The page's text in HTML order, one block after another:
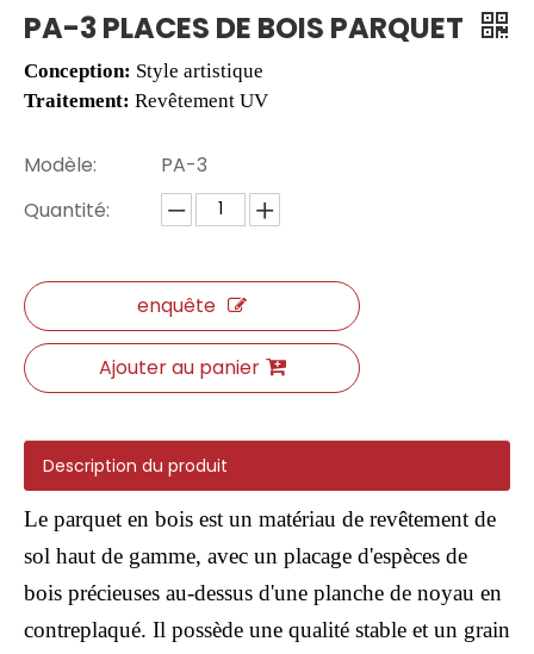
IDK014-7 panneaux muraux intérieur mural
PA-3 PLACES DE BOIS PARQUET
Conception: Style artistique
Traitement: Revêtement UV
Modèle:
PA-3
Quantité:
enquête
Ajouter au panier
Description du produit
Le parquet en bois est un matériau de revêtement de
sol haut de gamme, avec un placage d'espèces de
bois précieuses au-dessus d'une planche de noyau en
contreplaqué. Il possède une qualité stable et un grain